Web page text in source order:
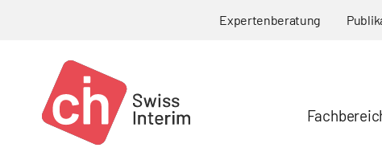
Expertenberatung